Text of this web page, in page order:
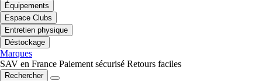
Équipements
Espace Clubs
Entretien physique
Déstockage
Marques
SAV en France Paiement sécurisé Retours faciles
Rechercher